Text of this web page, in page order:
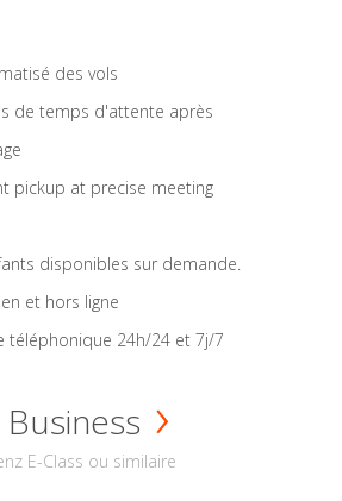
des vols
de temps d'attente après
pickup at precise meeting
disponibles sur demande.
et hors ligne
téléphonique 24h/24 et 7j/7
E-Class ou similaire